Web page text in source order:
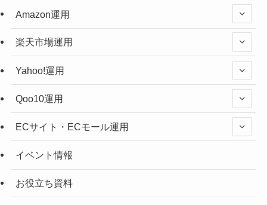
Amazon運用
楽天市場運用
Yahoo!運用
Qoo10運用
ECサイト・ECモール運用
イベント情報
お役立ち資料